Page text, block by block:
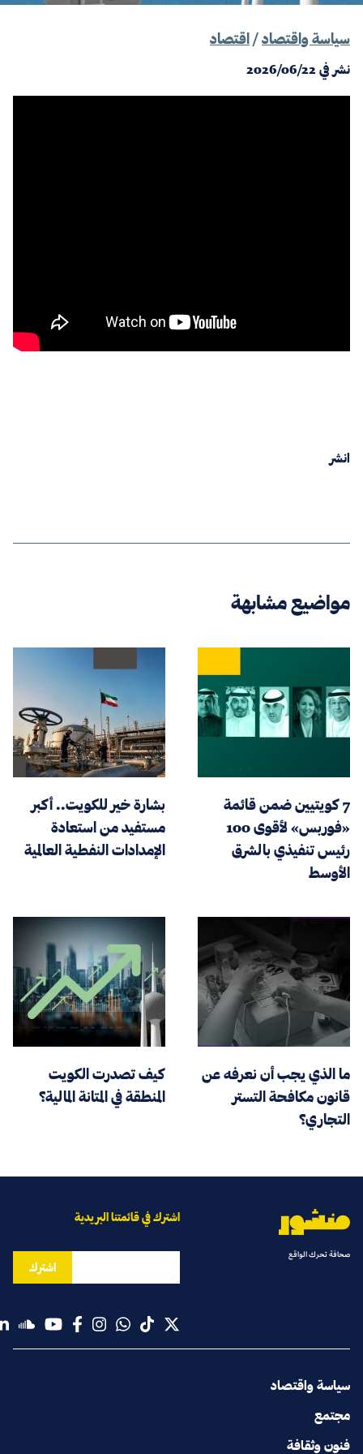
انشر
سياسة واقتصاد/ اقتصاد
نشر في2026/06/22
مواضيع مشابهة
7 كويتيين ضمن قائمة
«فوربس» لأقوى 100
رئيس تنفيذي بالشرق
الأوسط
بشارة خير للكويت.. أكبر
مستفيد من استعادة
الإمدادات النفطية العالمية
ما الذي يجب أن نعرفه عن
قانون مكافحة التستر
التجاري؟
كيف تصدرت الكويت
المنطقة في المتانة المالية؟
صحافة تحرك الواقع
سياسة واقتصاد
مجتمع
فنون وثقافة
اشترك في قائمتنا البريدية
اشترك